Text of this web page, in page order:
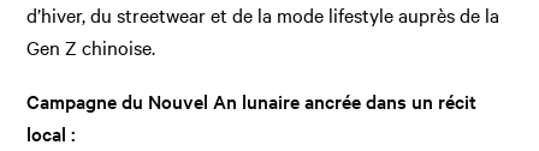
d’hiver, du streetwear et de la mode lifestyle auprès de la
Gen Z chinoise.
Campagne du Nouvel An lunaire ancrée dans un récit
local :